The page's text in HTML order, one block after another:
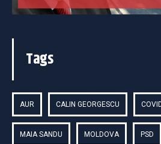
Tags
AUR CALIN GEORGESCU
MAIA SANDU MOLDOVA PSD